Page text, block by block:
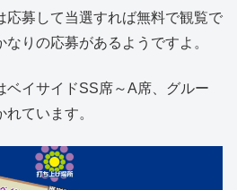
応募して当選すれば無料で観覧で
りの応募があるようですよ。
ベイサイドSS席～A席、グルー
ています。